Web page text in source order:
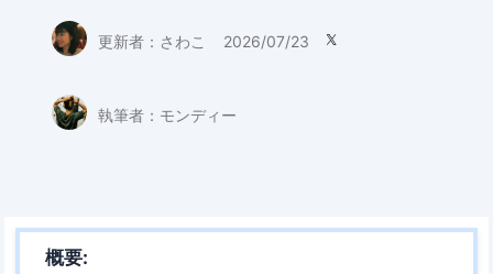
更新者： さわこ 2026/07/23 
執筆者： モンディー
概要: